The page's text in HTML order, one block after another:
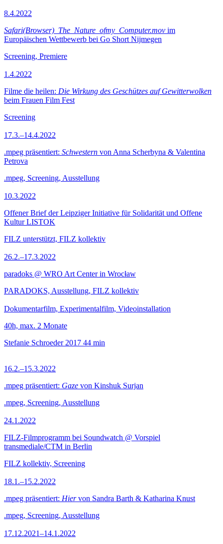
8.4.2022
Safari(Browser)_The_Nature_ofmy_Computer.mov im
Europäischen Wettbewerb bei Go Short Nijmegen
Screening, Premiere
1.4.2022
Filme die heilen: Die Wirkung des Geschützes auf Gewitterwolken
beim Frauen Film Fest
Screening
17.3.–14.4.2022
.mpeg präsentiert: Schwestern von Anna Scherbyna & Valentina
Petrova
.mpeg, Screening, Ausstellung
10.3.2022
Offener Brief der Leipziger Initiative für Solidarität und Offene
Kultur LISTOK
FILZ unterstützt, FILZ kollektiv
26.2.–17.3.2022
paradoks @ WRO Art Center in Wrocław
PARADOKS, Ausstellung, FILZ kollektiv
Dokumentarfilm, Experimentalfilm, Videoinstallation
40h, max. 2 Monate
Stefanie Schroeder 2017 44 min
16.2.–15.3.2022
.mpeg präsentiert: Gaze von Kinshuk Surjan
.mpeg, Screening, Ausstellung
24.1.2022
FILZ-Filmprogramm bei Soundwatch @ Vorspiel
transmediale/CTM in Berlin
FILZ kollektiv, Screening
18.1.–15.2.2022
.mpeg präsentiert: Hiervon Sandra Barth & Katharina Knust
.mpeg, Screening, Ausstellung
17.12.2021–14.1.2022